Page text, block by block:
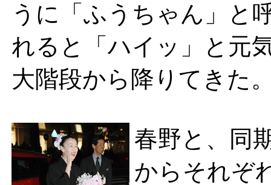
うに「ふうちゃん」と
れると「ハイッ」と元
大階段から降りてきた
春野と、同
からそれぞ